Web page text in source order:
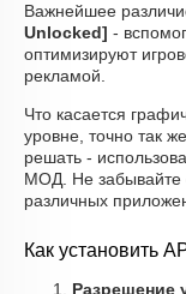
Важнейшее
Unlocked] -
оптимизируют
рекламой.
Что касается
уровне, точно так
решать -
МОД. Не забывайте
различных
Как установить
Разрешение